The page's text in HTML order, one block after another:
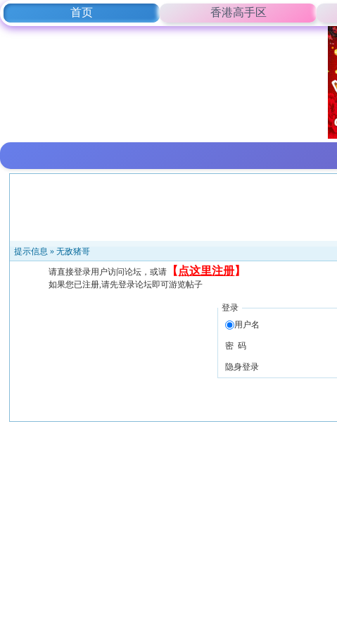
首页 香港高手区
提示信息 »无敌猪哥
请直接登录用户访问论坛，或请 【 点这里注册】
如果您已注册,请先登录论坛即可游览帖子
登录
用户名
密 码
隐身登录